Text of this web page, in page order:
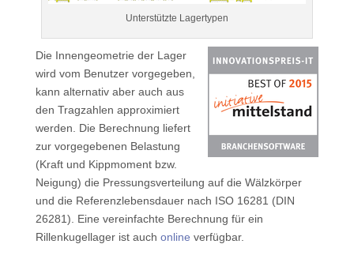
Unterstützte Lagertypen
Die Innengeometrie der Lager
wird vom Benutzer vorgegeben,
kann alternativ aber auch aus
den Tragzahlen approximiert
werden. Die Berechnung liefert
zur vorgegebenen Belastung
(Kraft und Kippmoment bzw.
Neigung) die Pressungsverteilung auf die Wälzkörper
und die Referenzlebensdauer nach ISO 16281 (DIN
26281). Eine vereinfachte Berechnung für ein
Rillenkugellager ist auch online verfügbar.